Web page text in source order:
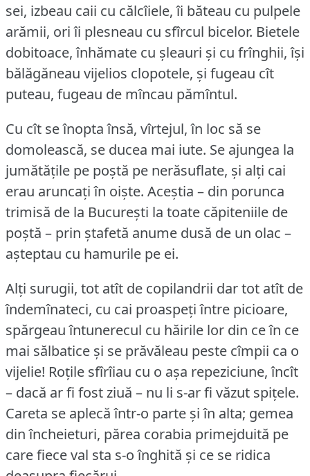
sei, izbeau caii cu călcîiele, îi băteau cu pulpele
arămii, ori îi plesneau cu sfîrcul bicelor. Bietele
dobitoace, înhămate cu șleauri și cu frînghii, își
bălăgăneau vijelios clopotele, și fugeau cît
puteau, fugeau de mîncau pămîntul.
Cu cît se înopta însă, vîrtejul, în loc să se
domolească, se ducea mai iute. Se ajungea la
jumătățile pe poștă pe nerăsuflate, și alți cai
erau aruncați în oiște. Aceștia – din porunca
trimisă de la București la toate căpiteniile de
poștă – prin ștafetă anume dusă de un olac –
așteptau cu hamurile pe ei.
Alți surugii, tot atît de copilandrii dar tot atît de
îndemînateci, cu cai proaspeți între picioare,
spărgeau întunerecul cu hăirile lor din ce în ce
mai sălbatice și se prăvăleau peste cîmpii ca o
vijelie! Roțile sfîrîiau cu o așa repeziciune, încît
– dacă ar fi fost ziuă – nu li s-ar fi văzut spițele.
Careta se aplecă într-o parte și în alta; gemea
din încheieturi, părea corabia primejduită pe
care fiece val sta s-o înghită și ce se ridica